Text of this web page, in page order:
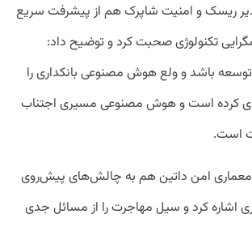
ریسک و امنیت شاپرک هم از پیشرفت سریع
تکنولوژی صحبت کرد و توضیح داد:
باشد و ولع هوش مصنوعی بانکداری را
کرده است و هوش مصنوعی مسیری اجتناب
است.
معماری امن داتین هم به چالش‌های پیش‌روی
اشاره کرد و سیل مهاجرت را از مسائل جدی